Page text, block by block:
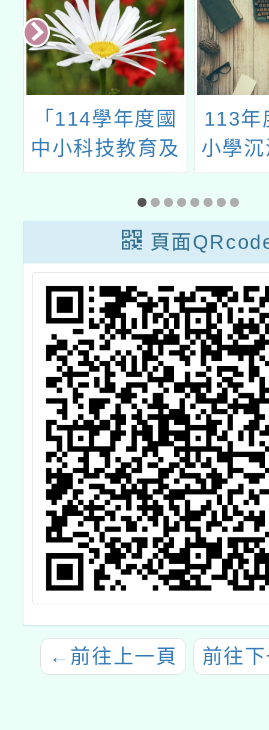
「114學年度國
中小科技教育及
資訊教育微課程
研習-線上微課程
共備」
113年
小學
課程
經
頁面
← 前往上一頁 前往